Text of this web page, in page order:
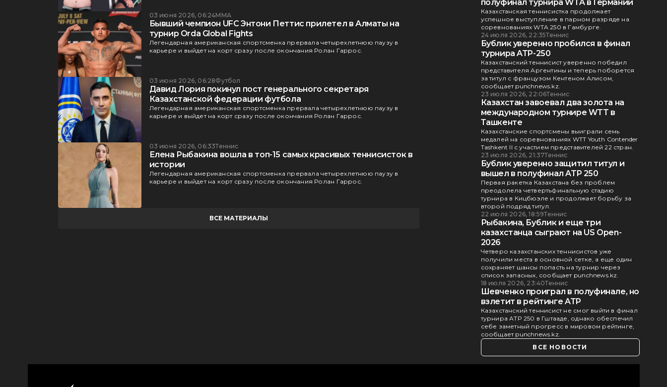
03 июня 2026, 06:24ММА
Бывший чемпион UFC Энтони Петтис прилетел в Алматы на
турнир Orda Global Fights
Легендарная американская спортсменка прервала четырехлетнюю паузу в
карьере и выйдет на корт сразу после окончания Ролан Гаррос.
03 июня 2026, 06:28Футбол
Давид Лория покинул пост генерального секретаря
Казахстанской федерации футбола
Легендарная американская спортсменка прервала четырехлетнюю паузу в
карьере и выйдет на корт сразу после окончания Ролан Гаррос.
03 июня 2026, 06:33Теннис
Елена Рыбакина вошла в топ-15 самых красивых теннисисток в
истории
Легендарная американская спортсменка прервала четырехлетнюю паузу в
карьере и выйдет на корт сразу после окончания Ролан Гаррос.
ВСЕ МАТЕРИАЛЫ
полуфинал турнира WTA в Германии
Казахстанская теннисистка продолжает
успешное выступление в парном разряде на
соревнованиях WTA 250 в Гамбурге.
24 июля 2026, 22:35Теннис
Бублик уверенно пробился в финал
турнира ATP-250
Казахстанский теннисист уверенно победил
представителя Аргентины и теперь поборется
за титул с французом Кентеном Алисом,
сообщает punchnews.kz.
23 июля 2026, 22:06Теннис
Казахстан завоевал два золота на
международном турнире WTT в
Ташкенте
Казахстанские спортсмены выиграли семь
медалей на соревнованиях WTT Youth Contender
Tashkent II с участием представителей 22 стран.
23 июля 2026, 21:37Теннис
Бублик уверенно защитил титул и
вышел в полуфинал ATP 250
Первая ракетка Казахстана без проблем
преодолела четвертьфинальную стадию
турнира в Кицбюэле и продолжает борьбу за
второй подряд титул.
22 июля 2026, 18:59Теннис
Рыбакина, Бублик и еще три
казахстанца сыграют на US Open-
2026
Четверо казахстанских теннисистов уже
получили места в основной сетке, а еще один
сохраняет шансы попасть на турнир через
список запасных, сообщает punchnews.kz.
18 июля 2026, 23:40Теннис
Шевченко проиграл в полуфинале, но
взлетит в рейтинге ATP
Казахстанский теннисист не смог выйти в финал
турнира ATP 250 в Гштааде, однако обеспечил
себе заметный прогресс в мировом рейтинге,
сообщает punchnews.kz.
ВСЕ НОВОСТИ